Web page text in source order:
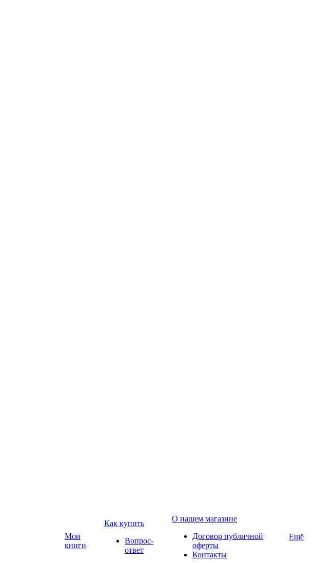
Мои
книги
Как купить
Вопрос-
ответ
О нашем магазине
Договор публичной
оферты
Контакты
Ещё